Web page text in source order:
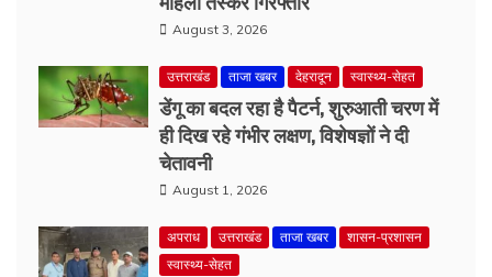
डेंगू का बदल रहा है पैटर्न, शुरुआती चरण में
ही दिख रहे गंभीर लक्षण, विशेषज्ञों ने दी
चेतावनी
August 1, 2026
अपराध उत्तराखंड ताजा खबर
शासन-प्रशासन
स्वास्थ्य-सेहत
हरिद्वार में मिलावटी पनीर का भंडाफोड़,
गुज्जर डेयरी पर छापा, 50 किलो पनीर जब्त,
49 किलो कराया नष्ट